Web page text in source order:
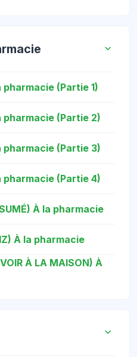
pharmacie (Partie 1)
pharmacie (Partie 2)
pharmacie (Partie 3)
pharmacie (Partie 4)
À la pharmacieទំព័រ
À la pharmacieកម្រងសំណួរ
À LA MAISON) À
ការ